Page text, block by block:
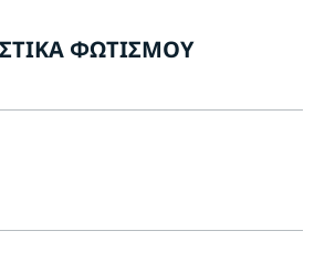
ΦΩΤΙΣΜΟΎ